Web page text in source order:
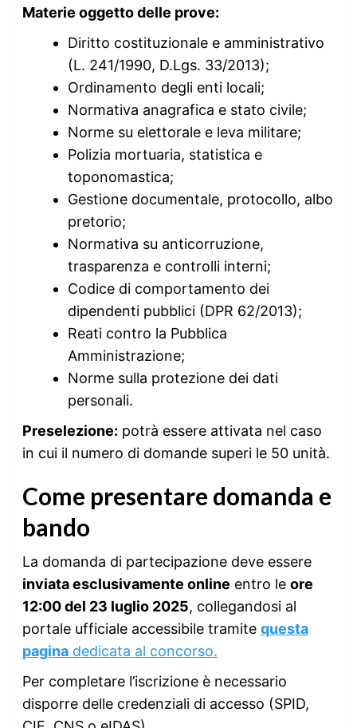
Materie oggetto delle prove:
Diritto costituzionale e amministrativo
(L. 241/1990, D.Lgs. 33/2013);
Ordinamento degli enti locali;
Normativa anagrafica e stato civile;
Norme su elettorale e leva militare;
Polizia mortuaria, statistica e
toponomastica;
Gestione documentale, protocollo, albo
pretorio;
Normativa su anticorruzione,
trasparenza e controlli interni;
Codice di comportamento dei
dipendenti pubblici (DPR 62/2013);
Reati contro la Pubblica
Amministrazione;
Norme sulla protezione dei dati
personali.
Preselezione: potrà essere attivata nel caso
in cui il numero di domande superi le 50 unità.
Come presentare domanda e
bando
La domanda di partecipazione deve essere
inviata esclusivamente online entro le ore
12:00 del 23 luglio 2025, collegandosi al
portale ufficiale accessibile tramite questa
paginadedicata al concorso.
Per completare l’iscrizione è necessario
disporre delle credenziali di accesso (SPID,